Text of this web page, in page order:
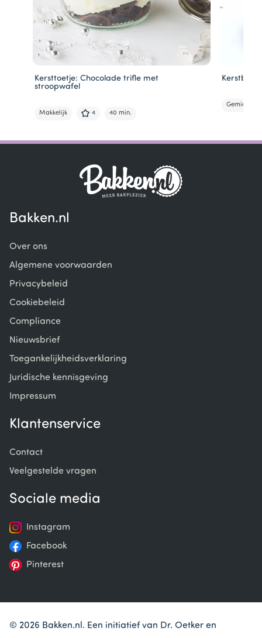
Kersttoetje: Chocolade trifle met
stroopwafel
Makkelijk 4 40 min.
Gemiddeld
1
Bakken.nl
Over ons
Algemene voorwaarden
Privacybeleid
Cookiebeleid
Compliance
Nieuwsbrief
Toegankelijkheidsverklaring
Juridische kennisgeving
Impressum
Klantenservice
Contact
Veelgestelde vragen
Sociale media
Instagram
Facebook
Pinterest
© 2026 Bakken.nl. Een initiatief van Dr. Oetker en